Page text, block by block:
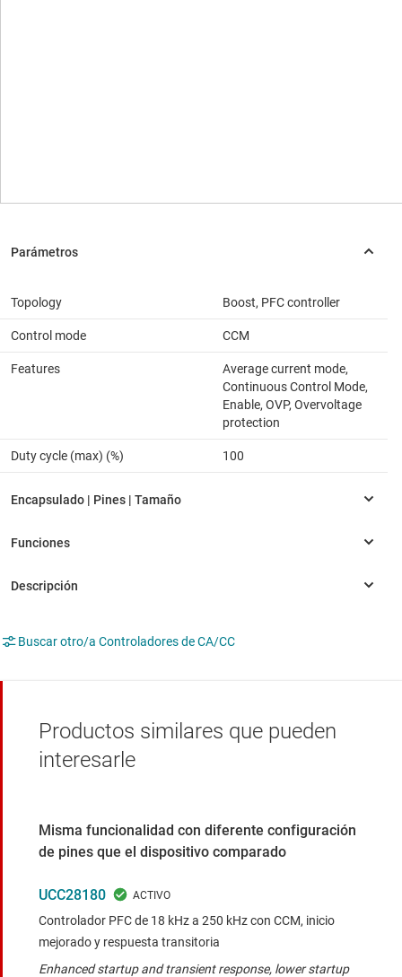
Topology Boost, PFC controller
Control mode CCM
Features
Average current mode,
Continuous Control Mode,
Enable, OVP, Overvoltage
protection
Duty cycle (max) (%) 100
Buscar otro/a Controladores de CA/CC
Productos similares que pueden
interesarle
Misma funcionalidad con diferente configuración
de pines que el dispositivo comparado
UCC28180
Controlador PFC de 18 kHz a 250 kHz con CCM, inicio
mejorado y respuesta transitoria
Enhanced startup and transient response, lower startup